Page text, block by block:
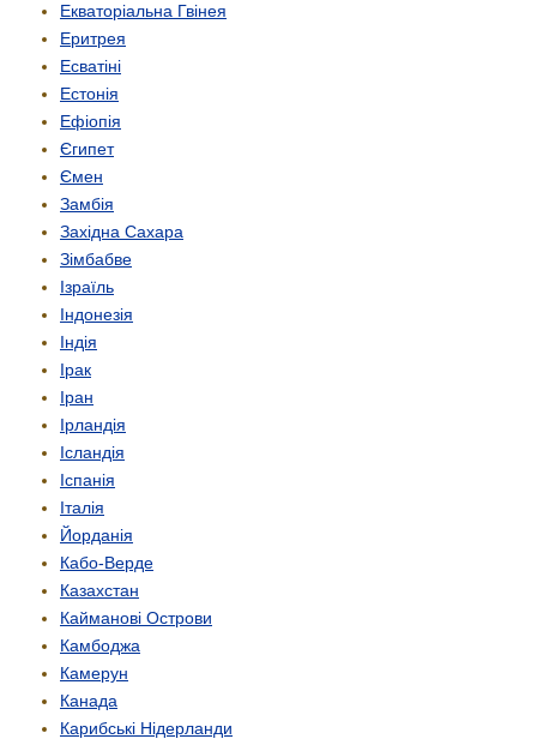
Екваторіальна Гвінея
Еритрея
Есватіні
Естонія
Ефіопія
Єгипет
Ємен
Замбія
Західна Сахара
Зімбабве
Ізраїль
Індонезія
Індія
Ірак
Іран
Ірландія
Ісландія
Іспанія
Італія
Йорданія
Кабо-Верде
Казахстан
Кайманові Острови
Камбоджа
Камерун
Канада
Карибські Нідерланди